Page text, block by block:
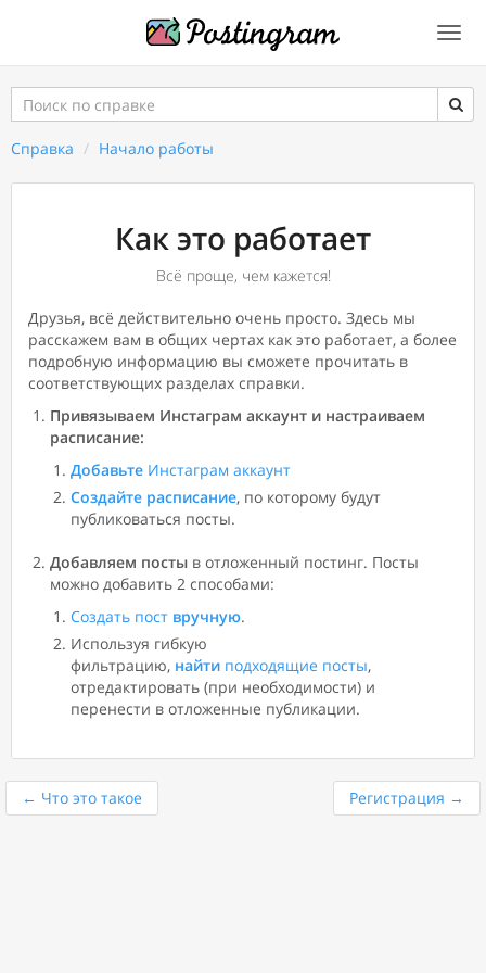
Поиск
по
справке
Справка Начало работы
Как это работает
Всё проще, чем кажется!
Друзья, всё действительно очень просто. Здесь мы
расскажем вам в общих чертах как это работает, а более
подробную информацию вы сможете прочитать в
соответствующих разделах справки.
Привязываем Инстаграм аккаунт и настраиваем
расписание:
Добавьте Инстаграм аккаунт
​Создайте расписание, по которому будут
публиковаться посты.
Добавляем постыв отложенный постинг. Посты
можно добавить 2 способами:
Создать пост вручную.
Используя гибкую
фильтрацию, найти подходящие посты,
отредактировать (при необходимости) и
перенести в отложенные публикации.
← Что это такое Регистрация →